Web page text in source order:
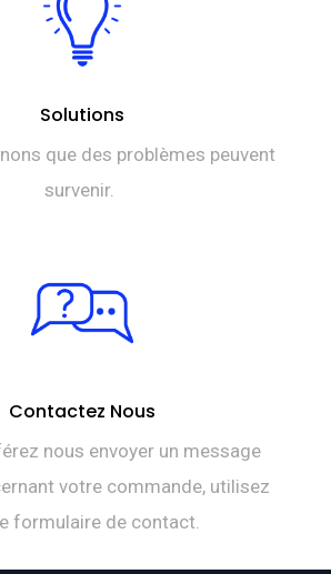
Solutions
que des problèmes peuvent
survenir.
Contactez Nous
nous envoyer un message
votre commande, utilisez
formulaire de contact.